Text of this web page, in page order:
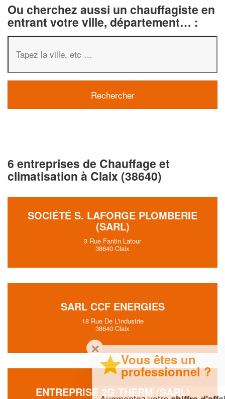
Ou cherchez aussi un chauffagiste en
entrant votre ville, département… :
6 entreprises de Chauffage et
climatisation à Claix (38640)
SOCIÉTÉ S. LAFORGE PLOMBERIE
(SARL)
3 Rue Fantin Latour
38640 Claix
SARL CCF ENERGIES
18 Rue De L'industrie
38640 Claix
ENTREPRISE 2G THERM (SARL)
Vous êtes un
professionnel ?